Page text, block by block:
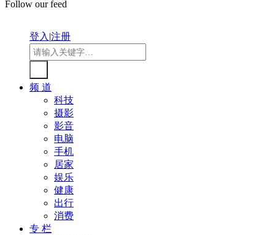
Follow our feed
登入|注册
频 道
科技
摄影
影音
电脑
手机
居家
娱乐
健康
出行
消费
专 栏